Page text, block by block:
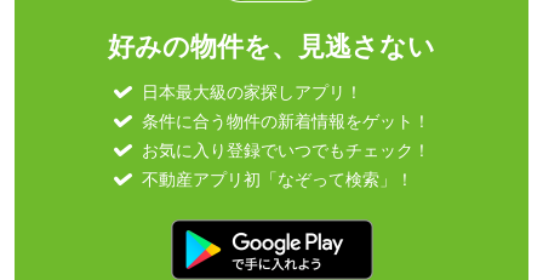
好みの物件を、見逃さない
日本最大級の家探しアプリ！
条件に合う物件の新着情報をゲット！
お気に入り登録でいつでもチェック！
不動産アプリ初「なぞって検索」！